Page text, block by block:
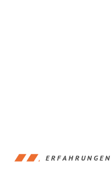
ERFAHRUNGEN